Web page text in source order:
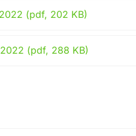
(pdf, 202 KB)
(pdf, 288 KB)